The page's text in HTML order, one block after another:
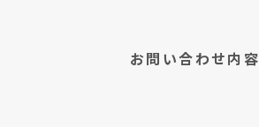
お問い合わせ内容